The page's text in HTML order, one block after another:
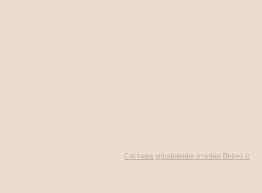
Система управления отелем Bnovo ©